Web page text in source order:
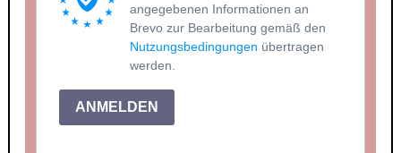
angegebenen Informationen an
Brevo zur Bearbeitung gemäß den
Nutzungsbedingungen übertragen
werden.
ANMELDEN